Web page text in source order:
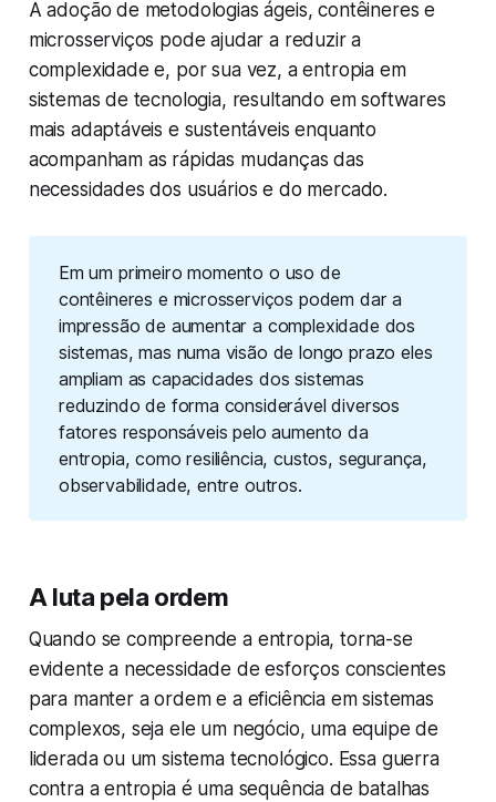
A adoção de metodologias ágeis, contêineres e
microsserviços pode ajudar a reduzir a
complexidade e, por sua vez, a entropia em
sistemas de tecnologia, resultando em softwares
mais adaptáveis e sustentáveis enquanto
acompanham as rápidas mudanças das
necessidades dos usuários e do mercado.
Em um primeiro momento o uso de
contêineres e microsserviços podem dar a
impressão de aumentar a complexidade dos
sistemas, mas numa visão de longo prazo eles
ampliam as capacidades dos sistemas
reduzindo de forma considerável diversos
fatores responsáveis pelo aumento da
entropia, como resiliência, custos, segurança,
observabilidade, entre outros.
A luta pela ordem
Quando se compreende a entropia, torna-se
evidente a necessidade de esforços conscientes
para manter a ordem e a eficiência em sistemas
complexos, seja ele um negócio, uma equipe de
liderada ou um sistema tecnológico. Essa guerra
contra a entropia é uma sequência de batalhas